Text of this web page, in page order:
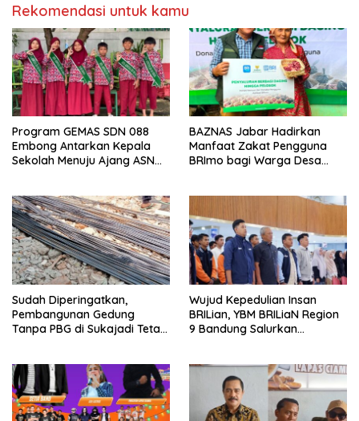
Rekomendasi untuk kamu
Program GEMAS SDN 088
Embong Antarkan Kepala
Sekolah Menuju Ajang ASN
BAZNAS Jabar Hadirkan
Manfaat Zakat Pengguna
BRImo bagi Warga Desa
Sudah Diperingatkan,
Pembangunan Gedung
Tanpa PBG di Sukajadi Tetap
Wujud Kepedulian Insan
BRILian, YBM BRILiaN Region
9 Bandung Salurkan
Mahasiswa